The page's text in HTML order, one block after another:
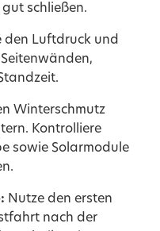
schließen.
den Luftdruck und
Winterschmutz
Kontrolliere
sowie Solarmodule
Nutze den ersten
nach der